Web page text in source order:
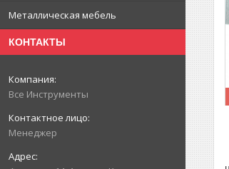
Металлическая мебель
КОНТАКТЫ
Все Инструменты
Менеджер